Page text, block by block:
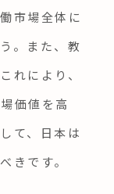
市場全体に
。また、教
れにより、
価値を高
て、日本は
きです。